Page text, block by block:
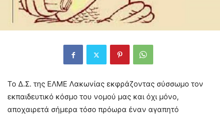
Το Δ.Σ. της ΕΛΜΕ Λακωνίας εκφράζοντας σύσσωμο τον
εκπαιδευτικό κόσμο του νομού μας και όχι μόνο,
αποχαιρετά σήμερα τόσο πρόωρα έναν αγαπητό